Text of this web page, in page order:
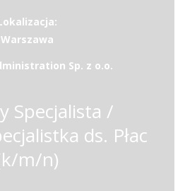
Warszawa
Sp. z o.o.
Specjalista /
ds. Płac
m/n)